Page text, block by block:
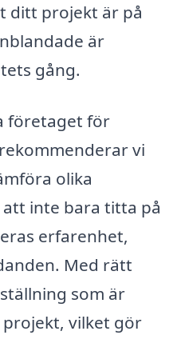
ditt projekt är på
är
gång.
företaget för
vi
olika
inte bara titta på
erfarenhet,
Med rätt
som är
vilket gör